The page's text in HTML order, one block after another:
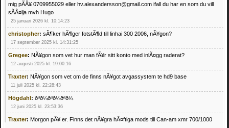
mig pÃÂ¥ 0709955029 eller hv.alexandersson@gmail.com ifall du har en som du vill
sÃÂ¤lja mvh Hugo
25 januari 2026 kl. 10:14:23
christopher: sÃ¶ker hÃ¶ger fotstÃ¶d till linhai 300 2006, nÃ¥gon?
17 september 2025 kl. 14:31:25
Gregee: NÃ¥gon som vet hur man fÃ¥r sitt konto med inlÃ¤gg raderat?
12 augusti 2025 kl. 19:00:16
Traxter: NÃ¥gon som vet om de finns nÃ¥got avgassystem te hd9 base
11 juli 2025 kl. 22:28:43
Högdahl: ðªð¼ðªð¼ðªð¼
12 juni 2025 kl. 23:53:36
Traxter: Morgon pÃ¥ er. Finns det nÃ¥gra hÃ¤ftiga mods till Can-am xmr 700/1000